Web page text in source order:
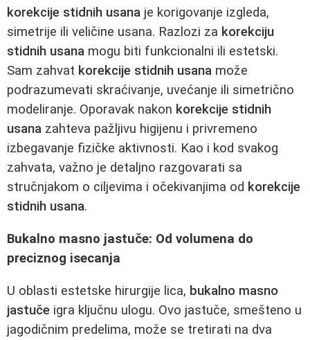
korekcije stidnih usana je korigovanje izgleda,
simetrije ili veličine usana. Razlozi za korekciju
stidnih usana mogu biti funkcionalni ili estetski.
Sam zahvat korekcije stidnih usana može
podrazumevati skraćivanje, uvećanje ili simetrično
modeliranje. Oporavak nakon korekcije stidnih
usana zahteva pažljivu higijenu i privremeno
izbegavanje fizičke aktivnosti. Kao i kod svakog
zahvata, važno je detaljno razgovarati sa
stručnjakom o ciljevima i očekivanjima od korekcije
stidnih usana.
Bukalno masno jastuče: Od volumena do
preciznog isecanja
U oblasti estetske hirurgije lica, bukalno masno
jastuče igra ključnu ulogu. Ovo jastuče, smešteno u
jagodičnim predelima, može se tretirati na dva